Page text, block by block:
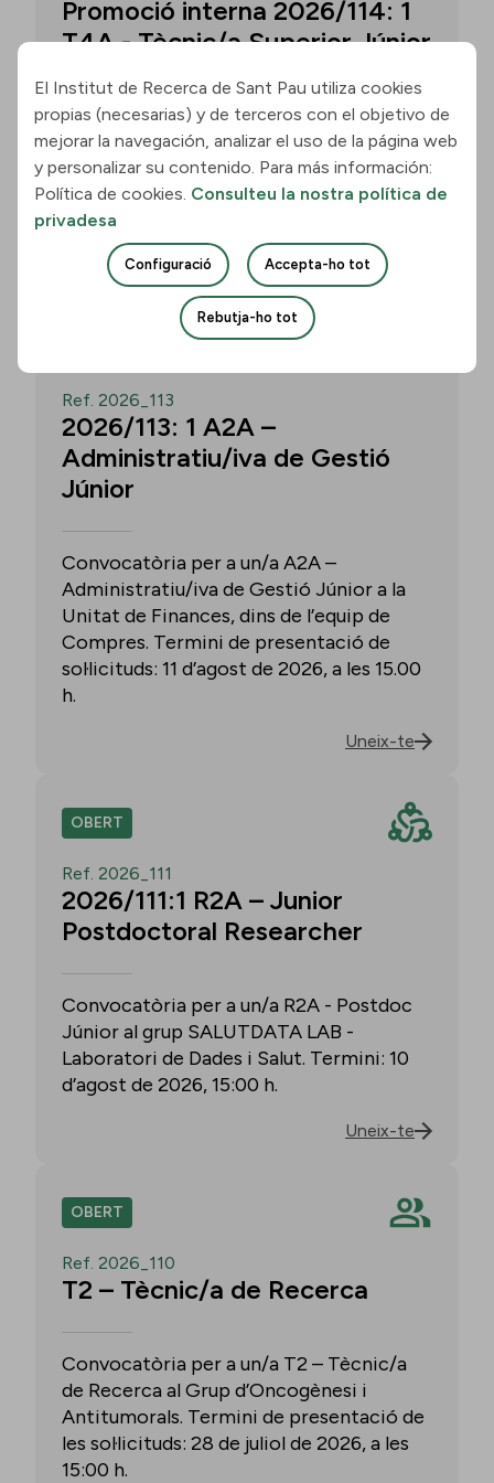
Promoció interna 2026/114: 1
T4A - Tècnic/a Superior Júnior
Convocatòria per a un/a T4A - Tècnic/a
Superior Júnior al grup Neurobiologia de
les Demències - Multilingual Aphasia &
Dementia Research Lab. Termini: 11
d’agost de 2026, 15.00 h.
Uneix-te
Ref. 2026_113
2026/113: 1 A2A –
Administratiu/iva de Gestió
Júnior
Convocatòria per a un/a A2A –
Administratiu/iva de Gestió Júnior a la
Unitat de Finances, dins de l’equip de
Compres. Termini de presentació de
sol·licituds: 11 d’agost de 2026, a les 15.00
h.
Uneix-te
OBERT
Ref. 2026_111
2026/111:1 R2A – Junior
Postdoctoral Researcher
Convocatòria per a un/a R2A - Postdoc
Júnior al grup SALUTDATA LAB -
Laboratori de Dades i Salut. Termini: 10
d’agost de 2026, 15:00 h.
Uneix-te
OBERT
Ref. 2026_110
T2 – Tècnic/a de Recerca
Convocatòria per a un/a T2 – Tècnic/a
de Recerca al Grup d’Oncogènesi i
Antitumorals. Termini de presentació de
les sol·licituds: 28 de juliol de 2026, a les
15:00 h.
El Institut de Recerca de Sant Pau utiliza cookies
propias (necesarias) y de terceros con el objetivo de
mejorar la navegación, analizar el uso de la página web
y personalizar su contenido. Para más información:
Política de cookies. Consulteu la nostra política de
privadesa
Configuració Accepta-ho tot
Rebutja-ho tot